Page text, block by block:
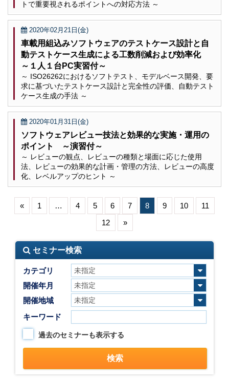
トで重要視されるポイントへの対応方法 ～
2020年02月21日(金)
車載用組込みソフトウェアのテストケース設計と自
動テストケース生成による工数削減および効率化
～１人１台PC実習付～
～ ISO26262におけるソフトテスト、モデルベース開発、要
求に基づいたテストケース設計と完全性の評価、自動テスト
ケース生成の手法 ～
2020年01月31日(金)
ソフトウェアレビュー技法と効果的な実施・運用の
ポイント ～演習付～
～ レビューの観点、レビューの種類と場面に応じた使用
法、レビューの効果的な計画・管理の方法、レビューの高度
化、レベルアップのヒント ～
« 1 … 4 5 6 7 8 9 10
11
12
»
セミナー検索
カテゴリ
開催年月
開催地域
キーワード
過去のセミナーも表示する